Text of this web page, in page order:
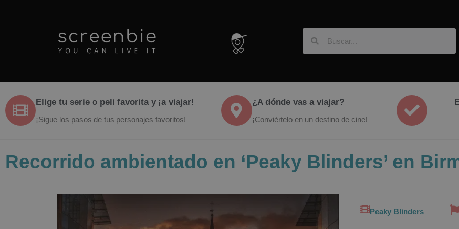
Elige tu serie o peli favorita y ¡a viajar!
¡Sigue los pasos de tus personajes favoritos!
¿A dónde vas a viajar?
¡Conviértelo en un destino de cine!
Recorrido ambientado en ‘Peaky Blinders’ en
Peaky Blinders